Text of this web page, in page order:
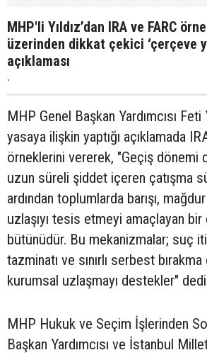
MHP'li Yıldız’dan IRA ve FARC
üzerinden dikkat çekici ‘çerçeve
açıklaması
.
MHP Genel Başkan Yardımcısı Feti
yasaya ilişkin yaptığı açıklamada
örneklerini vererek, "Geçiş dönemi
uzun süreli şiddet içeren çatışma
ardından toplumlarda barışı,
uzlaşıyı tesis etmeyi amaçlayan
bütünüdür. Bu mekanizmalar; suç
tazminatı ve sınırlı serbest
kurumsal uzlaşmayı destekler"
MHP Hukuk ve Seçim İşlerinden
Başkan Yardımcısı ve İstanbul